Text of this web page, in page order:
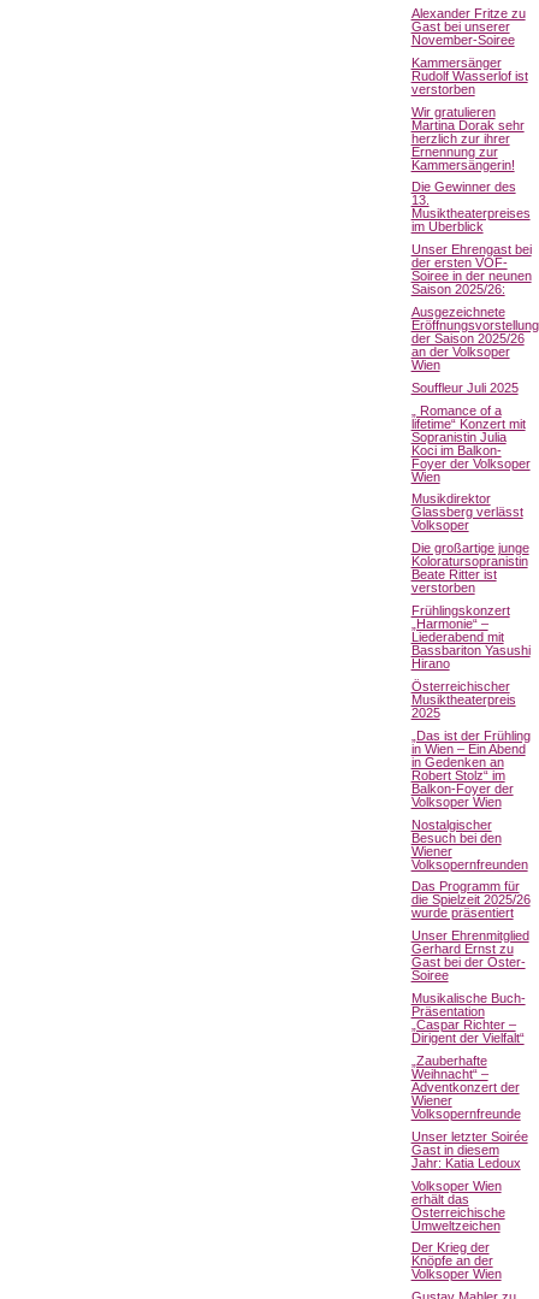
Alexander Fritze zu
Gast bei unserer
November-Soiree
Kammersänger
Rudolf Wasserlof ist
verstorben
Wir gratulieren
Martina Dorak sehr
herzlich zur ihrer
Ernennung zur
Kammersängerin!
Die Gewinner des
13.
Musiktheaterpreises
im Überblick
Unser Ehrengast bei
der ersten VOF-
Soiree in der neunen
Saison 2025/26:
Ausgezeichnete
Eröffnungsvorstellung
der Saison 2025/26
an der Volksoper
Wien
Souffleur Juli 2025
„ Romance of a
lifetime“ Konzert mit
Sopranistin Julia
Koci im Balkon-
Foyer der Volksoper
Wien
Musikdirektor
Glassberg verlässt
Volksoper
Die großartige junge
Koloratursopranistin
Beate Ritter ist
verstorben
Frühlingskonzert
„Harmonie“ –
Liederabend mit
Bassbariton Yasushi
Hirano
Österreichischer
Musiktheaterpreis
2025
„Das ist der Frühling
in Wien – Ein Abend
in Gedenken an
Robert Stolz“ im
Balkon-Foyer der
Volksoper Wien
Nostalgischer
Besuch bei den
Wiener
Volksopernfreunden
Das Programm für
die Spielzeit 2025/26
wurde präsentiert
Unser Ehrenmitglied
Gerhard Ernst zu
Gast bei der Oster-
Soiree
Musikalische Buch-
Präsentation
„Caspar Richter –
Dirigent der Vielfalt“
„Zauberhafte
Weihnacht“ –
Adventkonzert der
Wiener
Volksopernfreunde
Unser letzter Soirée
Gast in diesem
Jahr: Katia Ledoux
Volksoper Wien
erhält das
Österreichische
Umweltzeichen
Der Krieg der
Knöpfe an der
Volksoper Wien